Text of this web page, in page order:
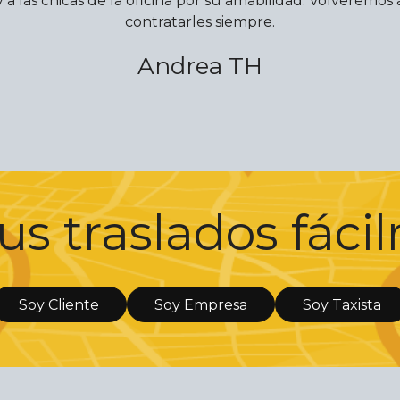
contratarles siempre.
Andrea TH
traslados
Soy Cliente Soy Empresa Soy Taxista